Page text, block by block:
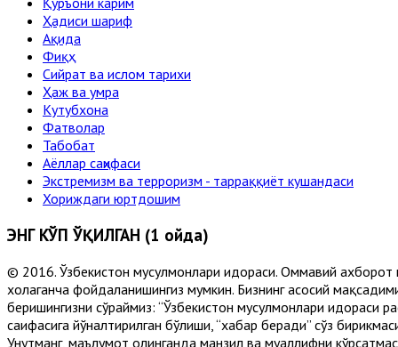
Ҳадиси шариф
Ақида
Фиқҳ
Сийрат ва ислом тарихи
Ҳаж ва умра
Кутубхона
Фатволар
Табобат
Аёллар саҳифаси
Экстремизм ва терроризм - тарраққиёт кушандаси
Хориждаги юртдошим
ЭНГ КЎП ЎҚИЛГАН (1 ойда)
© 2016. Ўзбекистон мусулмонлари идораси. Оммавий ахборот
хоҳлаганча фойдаланишингиз мумкин. Бизнинг асосий
беришингизни сўраймиз: “Ўзбекистон мусулмонлари идораси
саҳифасига йўналтирилган бўлиши, “хабар беради” сўз
Унутманг, маълумот олинганда манзил ва муаллифни